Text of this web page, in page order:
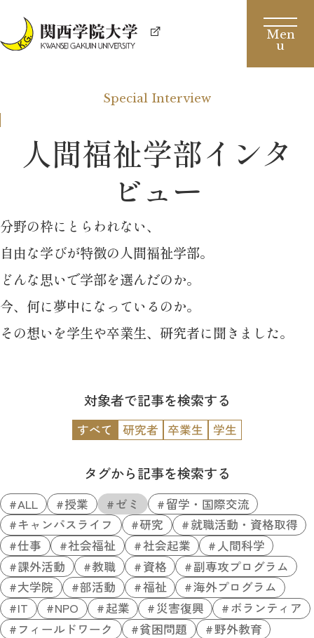
Special Interview
人間福祉学部インタ
ビュー
分野の枠にとらわれない、
自由な学びが特徴の人間福祉学部。
どんな思いで学部を選んだのか。
今、何に夢中になっているのか。
その想いを学生や卒業生、研究者に聞きました。
対象者で記事を検索する
すべて 研究者 卒業生 学生
タグから記事を検索する
ALL 授業 ゼミ
留学・国際交流
キャンパスライフ
研究
就職活動・資格取得
仕事
社会福祉 社会起業
人間科学
課外活動
教職 資格
副専攻プログラム
大学院
部活動 福祉
海外プログラム
IT
NPO 起業 災害復興
ボランティア
フィールドワーク
貧困問題
野外教育